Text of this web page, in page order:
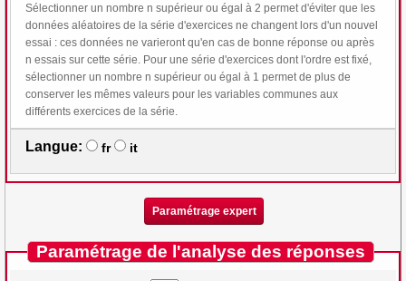
Sélectionner un nombre n supérieur ou égal à 2 permet d'éviter que les
données aléatoires de la série d'exercices ne changent lors d'un nouvel
essai : ces données ne varieront qu'en cas de bonne réponse ou après
n essais sur cette série. Pour une série d'exercices dont l'ordre est fixé,
sélectionner un nombre n supérieur ou égal à 1 permet de plus de
conserver les mêmes valeurs pour les variables communes aux
différents exercices de la série.
Langue: fr it
Paramétrage expert
Paramétrage de l'analyse des réponses